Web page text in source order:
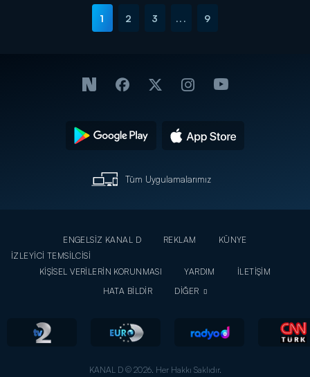
1 2 3 ... 9
Tüm Uygulamalarımız
ENGELSİZ KANAL D REKLAM
KÜNYE
İZLEYİCİ TEMSİLCİSİ
KİŞİSEL VERİLERİN KORUNMASI
YARDIM
İLETİŞİM
HATA BİLDİR
DİĞER
KANAL D © 2026. Her Hakkı Saklıdır.